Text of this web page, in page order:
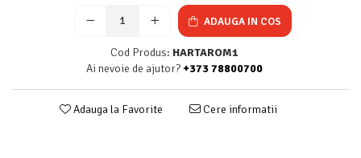
ADAUGA IN COS
Cod Produs: HARTAROM1
Ai nevoie de ajutor?+373 78800700
Adauga la Favorite Cere informatii